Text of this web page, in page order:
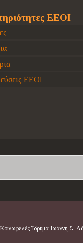
ΕΕΟΙ
ΕΕΟΙ
Ίδρυμα Ιωάννη Σ.